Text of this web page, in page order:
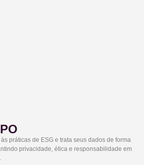
práticas de ESG e trata seus dados de forma
privacidade, ética e responsabilidade em